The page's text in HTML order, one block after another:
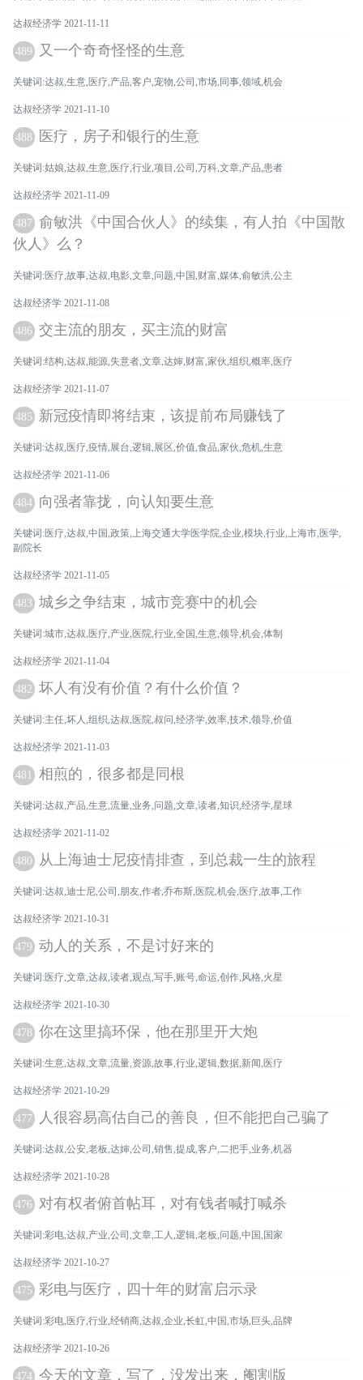
达叔经济学 2021-11-11
489 又一个奇奇怪怪的生意
关键词:达叔,生意,医疗,产品,客户,宠物,公司,市场,同事,领域,机会
达叔经济学 2021-11-10
488 医疗，房子和银行的生意
关键词:姑娘,达叔,生意,医疗,行业,项目,公司,万科,文章,产品,患者
达叔经济学 2021-11-09
487 俞敏洪《中国合伙人》的续集，有人拍《中国散
伙人》么？
关键词:医疗,故事,达叔,电影,文章,问题,中国,财富,媒体,俞敏洪,公主
达叔经济学 2021-11-08
486 交主流的朋友，买主流的财富
关键词:结构,达叔,能源,失意者,文章,达婶,财富,家伙,组织,概率,医疗
达叔经济学 2021-11-07
485 新冠疫情即将结束，该提前布局赚钱了
关键词:达叔,医疗,疫情,展台,逻辑,展区,价值,食品,家伙,危机,生意
达叔经济学 2021-11-06
484 向强者靠拢，向认知要生意
关键词:医疗,达叔,中国,政策,上海交通大学医学院,企业,模块,行业,上海市,医学,
副院长
达叔经济学 2021-11-05
483 城乡之争结束，城市竞赛中的机会
关键词:城市,达叔,医疗,产业,医院,行业,全国,生意,领导,机会,体制
达叔经济学 2021-11-04
482 坏人有没有价值？有什么价值？
关键词:主任,坏人,组织,达叔,医院,叔问,经济学,效率,技术,领导,价值
达叔经济学 2021-11-03
481 相煎的，很多都是同根
关键词:达叔,产品,生意,流量,业务,问题,文章,读者,知识,经济学,星球
达叔经济学 2021-11-02
480 从上海迪士尼疫情排查，到总裁一生的旅程
关键词:达叔,迪士尼,公司,朋友,作者,乔布斯,医院,机会,医疗,故事,工作
达叔经济学 2021-10-31
479 动人的关系，不是讨好来的
关键词:医疗,文章,达叔,读者,观点,写手,账号,命运,创作,风格,火星
达叔经济学 2021-10-30
478 你在这里搞环保，他在那里开大炮
关键词:生意,达叔,文章,流量,资源,故事,行业,逻辑,数据,新闻,医疗
达叔经济学 2021-10-29
477 人很容易高估自己的善良，但不能把自己骗了
关键词:达叔,公安,老板,达婶,公司,销售,提成,客户,二把手,业务,机器
达叔经济学 2021-10-28
476 对有权者俯首帖耳，对有钱者喊打喊杀
关键词:彩电,达叔,产业,公司,文章,工人,逻辑,老板,问题,中国,国家
达叔经济学 2021-10-27
475 彩电与医疗，四十年的财富启示录
关键词:彩电,医疗,行业,经销商,达叔,企业,长虹,中国,市场,巨头,品牌
达叔经济学 2021-10-26
474 今天的文章，写了，没发出来，阉割版